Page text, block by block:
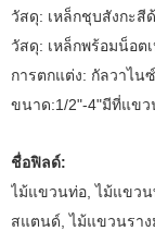
วัสดุ: เหล็กชุบสังกะสี
วัสดุ: เหล็กพร้อมน็อต
การตกแต่ง: กัลวาไนซ์
ขนาด:1/2"-4"มีที่แขว
ชื่อฟิลด์:
ไม้แขวนท่อ, ไม้แขว
สแตนด์, ไม้แขวนรา